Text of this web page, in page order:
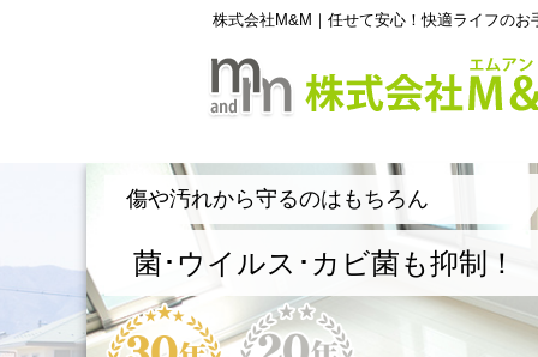
株式会社M&M｜任せて安心！快適ライフのお
傷や汚れから守るのはもちろん
菌･ウイルス･カビ菌も抑制！